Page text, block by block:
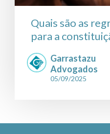
Quais são as
para a
Garrastazu
Advogados
05/09/2025